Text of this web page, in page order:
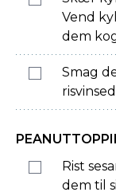
Vend
dem
Smag
Rist
dem til